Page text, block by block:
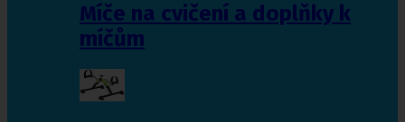
Míče na cvičení a doplňky k
míčům